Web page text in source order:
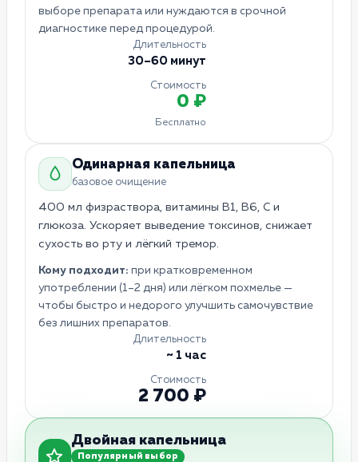
выборе препарата или нуждаются в срочной
диагностике перед процедурой.
Длительность
30–60 минут
Стоимость
0 ₽
Бесплатно
Одинарная капельница
базовое очищение
400 мл физраствора, витамины B1, B6, C и
глюкоза. Ускоряет выведение токсинов, снижает
сухость во рту и лёгкий тремор.
Кому подходит: при кратковременном
употреблении (1–2 дня) или лёгком похмелье —
чтобы быстро и недорого улучшить самочувствие
без лишних препаратов.
Длительность
~ 1 час
Стоимость
2 700 ₽
Двойная капельница
Популярный выбор